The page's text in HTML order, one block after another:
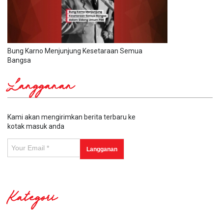
Bung Karno Menjunjung Kesetaraan Semua
Bangsa
Langganan
Kami akan mengirimkan berita terbaru ke
kotak masuk anda
Kategori